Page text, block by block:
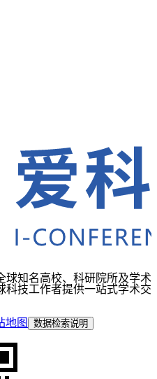
球知名高校、科研院所及学术
科技工作者提供一站式学术交
地图 数据检索说明